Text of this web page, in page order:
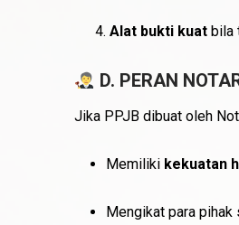
Alat bukti kuat bila
D. PERAN
Jika PPJB dibuat oleh
Memiliki kekuatan
Mengikat para pihak